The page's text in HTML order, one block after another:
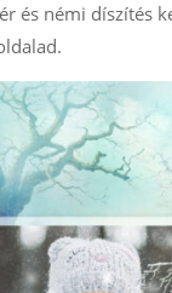
és némi díszítés